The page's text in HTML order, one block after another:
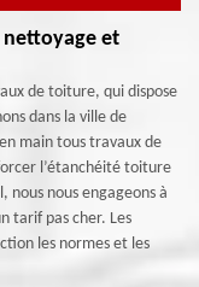
nettoyage et
de toiture, qui dispose
dans la ville de
main tous travaux de
l’étanchéité toiture
nous engageons à
tarif pas cher. Les
les normes et les